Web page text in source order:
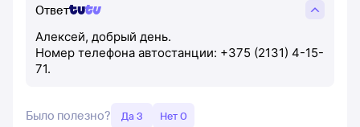
Ответ
Алексей, добрый день.
Номер телефона автостанции: +375 (2131) 4-15-
71.
Было полезно? Да 3 Нет 0